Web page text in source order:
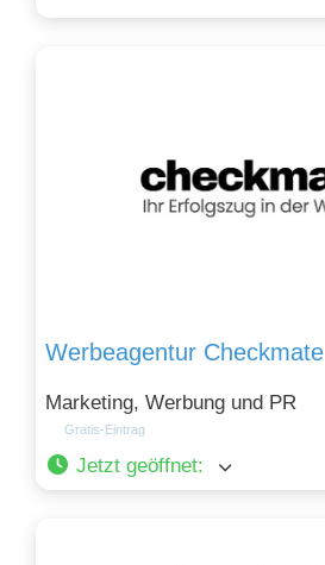
Werbeagentur Checkmate
Marketing, Werbung und PR
Gratis-Eintrag
Jetzt geöffnet: